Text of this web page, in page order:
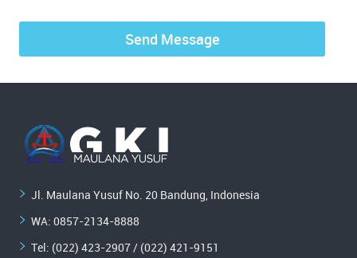
Jl. Maulana Yusuf No. 20 Bandung, Indonesia
WA: 0857-2134-8888
Tel: (022) 423-2907 / (022) 421-9151